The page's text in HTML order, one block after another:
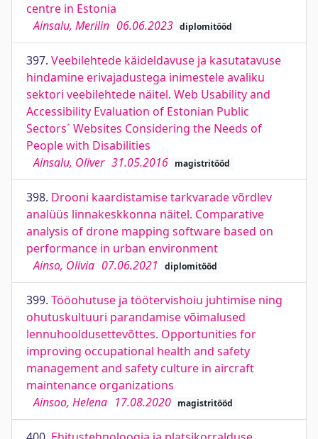
centre in Estonia
Ainsalu, Merilin 06.06.2023 diplomitööd
397. Veebilehtede käideldavuse ja kasutatavuse
hindamine erivajadustega inimestele avaliku
sektori veebilehtede näitel. Web Usability and
Accessibility Evaluation of Estonian Public
Sectors´ Websites Considering the Needs of
People with Disabilities
Ainsalu, Oliver 31.05.2016 magistritööd
398. Drooni kaardistamise tarkvarade võrdlev
analüüs linnakeskkonna näitel. Comparative
analysis of drone mapping software based on
performance in urban environment
Ainso, Olivia 07.06.2021 diplomitööd
399. Tööohutuse ja töötervishoiu juhtimise ning
ohutuskultuuri parandamise võimalused
lennuhooldusettevõttes. Opportunities for
improving occupational health and safety
management and safety culture in aircraft
maintenance organizations
Ainsoo, Helena 17.08.2020 magistritööd